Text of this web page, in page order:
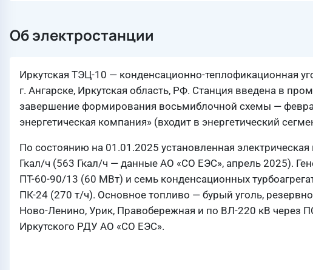
Об электростанции
Иркутская ТЭЦ-10 — конденсационно-теплофикационная
г. Ангарске, Иркутская область, РФ. Станция введена в
завершение формирования восьмиблочной схемы —
энергетическая компания» (входит в энергетический
По состоянию на 01.01.2025 установленная
Гкал/ч (563 Гкал/ч — данные АО «СО ЕЭС», апрель 2025).
ПТ-60-90/13 (60 МВт) и семь конденсационных
ПК-24 (270 т/ч). Основное топливо — бурый уголь,
Ново-Ленино, Урик, Правобережная и по ВЛ-220 кВ через
Иркутского РДУ АО «СО ЕЭС».